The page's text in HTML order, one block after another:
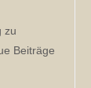
zu
Beiträge